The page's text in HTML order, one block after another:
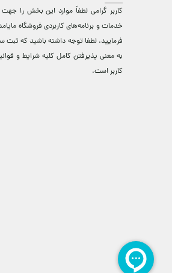
کاربر گرامی لطفاً موارد این بخش را جهت
خدمات و برنامه‌‏های کاربردی فروشگاه
فرمایید. لطفا توجه داشته باشید که ثبت
به معنی پذیرفتن کامل کلیه شرایط و
کاربر است.